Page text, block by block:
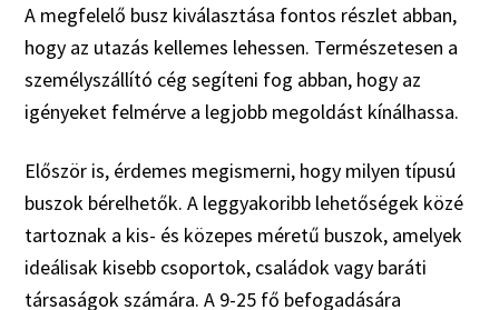
A megfelelő busz kiválasztása fontos részlet abban,
hogy az utazás kellemes lehessen. Természetesen a
személyszállító cég segíteni fog abban, hogy az
igényeket felmérve a legjobb megoldást kínálhassa.
Először is, érdemes megismerni, hogy milyen típusú
buszok bérelhetők. A leggyakoribb lehetőségek közé
tartoznak a kis- és közepes méretű buszok, amelyek
ideálisak kisebb csoportok, családok vagy baráti
társaságok számára. A 9-25 fő befogadására